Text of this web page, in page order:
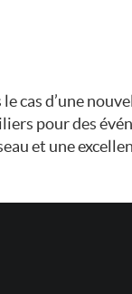
le cas d’une
pour des
et une